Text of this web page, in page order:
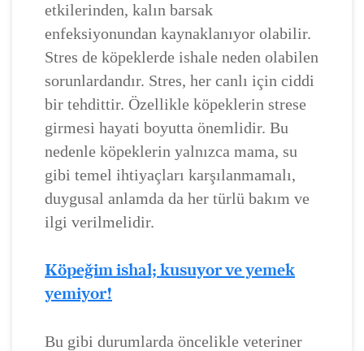
etkilerinden, kalın barsak
enfeksiyonundan kaynaklanıyor olabilir.
Stres de köpeklerde ishale neden olabilen
sorunlardandır. Stres, her canlı için ciddi
bir tehdittir. Özellikle köpeklerin strese
girmesi hayati boyutta önemlidir. Bu
nedenle köpeklerin yalnızca mama, su
gibi temel ihtiyaçları karşılanmamalı,
duygusal anlamda da her türlü bakım ve
ilgi verilmelidir.
Köpeğim ishal; kusuyor ve yemek
yemiyor!
Bu gibi durumlarda öncelikle veteriner